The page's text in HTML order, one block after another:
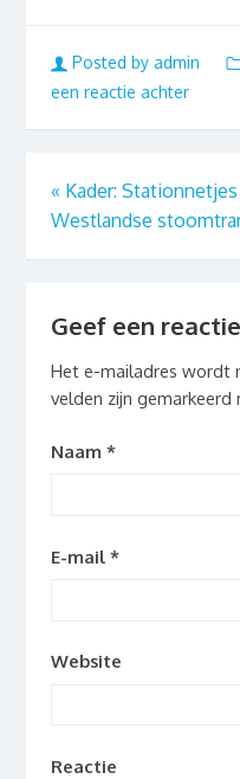
Posted by admin
een reactie achter
« Kader: Stationnetjes
Westlandse
Geef een reactie
Het e-mailadres wordt
velden zijn gemarkeerd
Naam *
E-mail *
Website
Reactie